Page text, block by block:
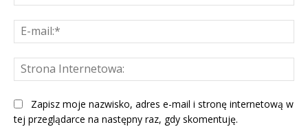
Zapisz moje nazwisko, adres e-mail i stronę internetową w
tej przeglądarce na następny raz, gdy skomentuję.